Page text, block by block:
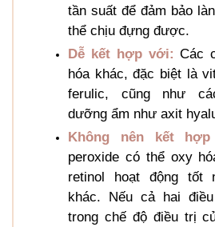
tần suất để đảm bảo
thể chịu đựng được.
Dễ kết hợp với: Các
hóa khác, đặc biệt là
ferulic, cũng như
dưỡng ẩm như axit
Không nên kết
peroxide có thể oxy
retinol hoạt động tốt
khác. Nếu cả hai
trong chế độ điều trị